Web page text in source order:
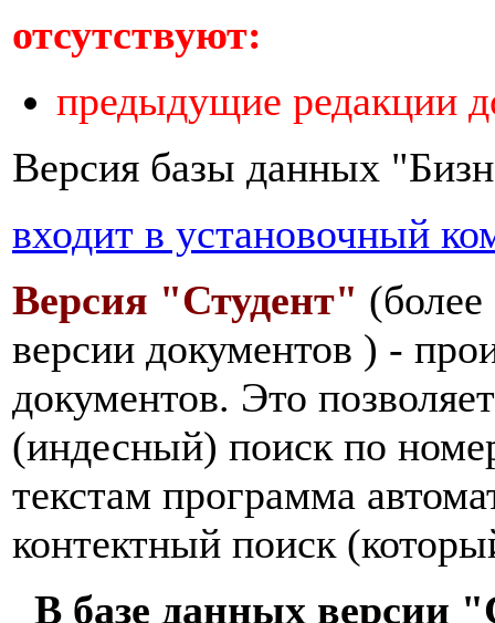
отсутствуют:
предыдущие редакции
Версия базы данных
входит в установочный
Версия "Студент"
версии документов ) -
документов. Это
(индесный) поиск по
текстам программа
контектный поиск
В базе данных версии